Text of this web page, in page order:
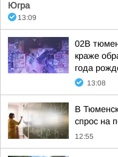
Югра
13:09
02В
краже
года
13:08
В
спрос на
12:55